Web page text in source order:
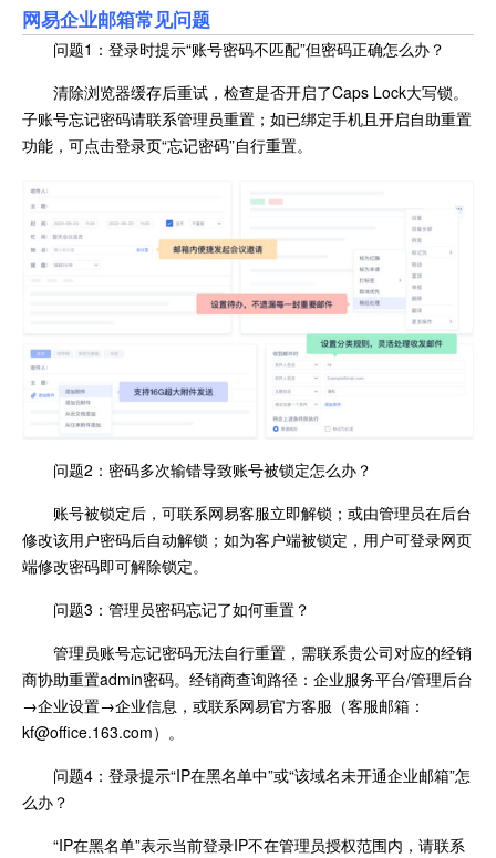
网易企业邮箱常见问题
问题1：登录时提示“账号密码不匹配”但密码正确怎么办？
清除浏览器缓存后重试，检查是否开启了Caps Lock大写锁。
子账号忘记密码请联系管理员重置；如已绑定手机且开启自助重置
功能，可点击登录页“忘记密码”自行重置。
问题2：密码多次输错导致账号被锁定怎么办？
账号被锁定后，可联系网易客服立即解锁；或由管理员在后台
修改该用户密码后自动解锁；如为客户端被锁定，用户可登录网页
端修改密码即可解除锁定。
问题3：管理员密码忘记了如何重置？
管理员账号忘记密码无法自行重置，需联系贵公司对应的经销
商协助重置admin密码。经销商查询路径：企业服务平台/管理后台
→企业设置→企业信息，或联系网易官方客服（客服邮箱：
kf@office.163.com）。
问题4：登录提示“IP在黑名单中”或“该域名未开通企业邮箱”怎
么办？
“IP在黑名单”表示当前登录IP不在管理员授权范围内，请联系